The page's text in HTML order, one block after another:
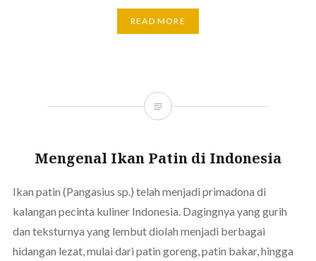
READ MORE
Mengenal Ikan Patin di Indonesia
Ikan patin (Pangasius sp.) telah menjadi primadona di
kalangan pecinta kuliner Indonesia. Dagingnya yang gurih
dan teksturnya yang lembut diolah menjadi berbagai
hidangan lezat, mulai dari patin goreng, patin bakar, hingga